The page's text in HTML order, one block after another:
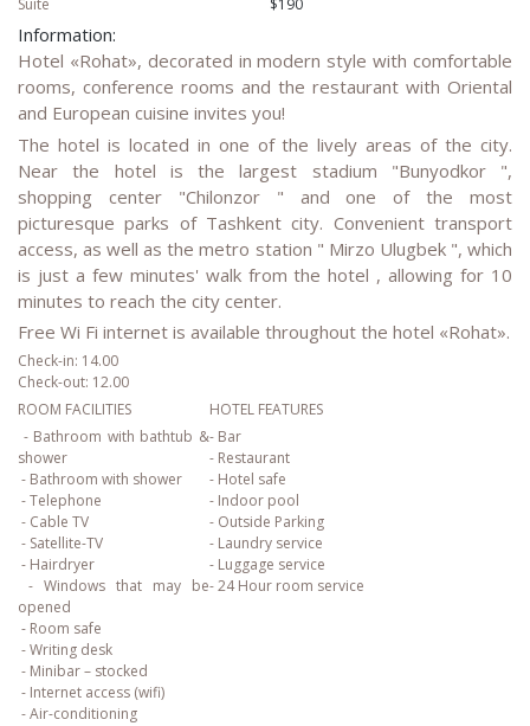
Information:
Hotel «Rohat», decorated in modern style with comfortable
rooms, conference rooms and the restaurant with Oriental
and European cuisine invites you!
The hotel is located in one of the lively areas of the city.
Near the hotel is the largest stadium "Bunyodkor ",
shopping center "Chilonzor " and one of the most
picturesque parks of Tashkent city. Convenient transport
access, as well as the metro station " Mirzo Ulugbek ", which
is just a few minutes' walk from the hotel , allowing for 10
minutes to reach the city center.
Free Wi Fi internet is available throughout the hotel «Rohat».
Check-in: 14.00
Check-out: 12.00
ROOM FACILITIES
HOTEL FEATURES
- Bathroom with bathtub &
shower
- Bathroom with shower
- Telephone
- Cable TV
- Satellite-TV
- Hairdryer
- Windows that may be
opened
- Room safe
- Writing desk
- Minibar – stocked
- Internet access (wifi)
- Air-conditioning
- Bar
- Restaurant
- Hotel safe
- Indoor pool
- Outside Parking
- Laundry service
- Luggage service
- 24 Hour room service